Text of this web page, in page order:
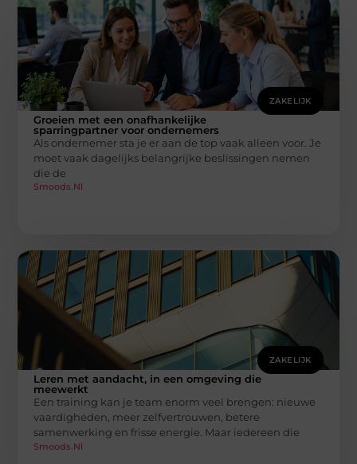
ZAKELIJK
Groeien met een onafhankelijke
sparringpartner voor ondernemers
Als ondernemer sta je er aan de top vaak alleen voor. Je
moet vaak dagelijks belangrijke beslissingen nemen
die de
Smoods.nl
ZAKELIJK
Leren met aandacht, in een omgeving die
meewerkt
Een training kan je team enorm veel brengen: nieuwe
vaardigheden, meer zelfvertrouwen, betere
samenwerking en frisse energie. Maar iedereen die
Smoods.nl